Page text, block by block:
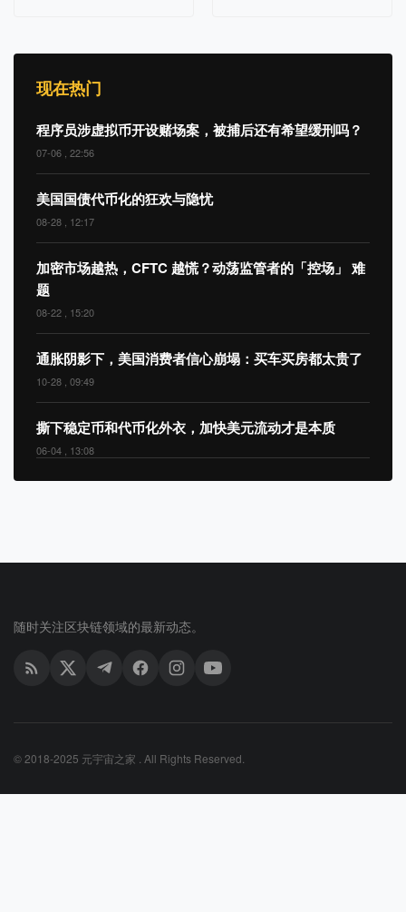
现在热门
程序员涉虚拟币开设赌场案，被捕后还有希望缓刑吗？
07-06 , 22:56
美国国债代币化的狂欢与隐忧
08-28 , 12:17
加密市场越热，CFTC 越慌？动荡监管者的「控场」 难
题
08-22 , 15:20
通胀阴影下，美国消费者信心崩塌：买车买房都太贵了
10-28 , 09:49
撕下稳定币和代币化外衣，加快美元流动才是本质
06-04 , 13:08
随时关注区块链领域的最新动态。
© 2018-2025 元宇宙之家 . All Rights Reserved.